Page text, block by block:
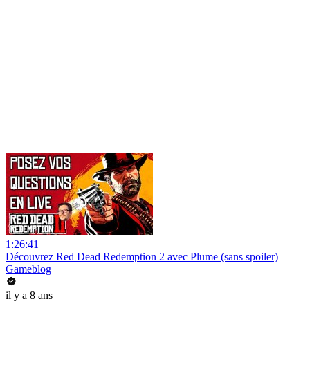
1:26:41
Découvrez Red Dead Redemption 2 avec Plume (sans spoiler)
Gameblog
il y a 8 ans